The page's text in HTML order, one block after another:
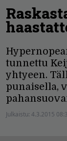
tunnettu
yhtyeen.
punaisella,
Julkaistu: 4.3.2015